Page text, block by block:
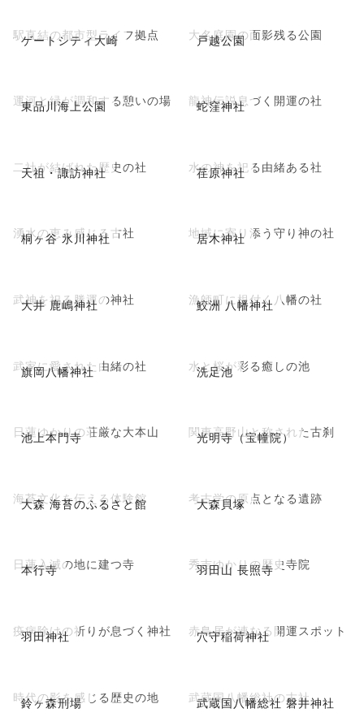
ゲートシティ大崎
駅直結の都市型ライフ拠点 戸越公園
大名庭園の面影残る公園
東品川海上公園
運河と緑が調和する憩いの場 蛇窪神社
龍神伝説息づく開運の社
天祖・諏訪神社
二社が結ばれた歴史の社 荏原神社
水の神を祀る由緒ある社
桐ヶ谷 氷川神社
湧水の恵み感じる古社 居木神社
地域に寄り添う守り神の社
大井 鹿嶋神社
武神を祀る勝運の神社 鮫洲 八幡神社
漁師町に根付く八幡の社
旗岡八幡神社
武家に愛された由緒の社 洗足池
水と桜が彩る癒しの池
池上本門寺
日蓮ゆかりの荘厳な大本山 光明寺（宝幢院）
関東高野山と称された古刹
大森 海苔のふるさと館
海苔文化を伝える体験館 大森貝塚
考古学の原点となる遺跡
本行寺
日蓮入滅の地に建つ寺 羽田山 長照寺
秀吉ゆかりの歴史寺院
羽田神社
疫病除けの祈りが息づく神社 穴守稲荷神社
赤鳥居が連なる開運スポット
鈴ヶ森刑場
時代の影を感じる歴史の地 武蔵国八幡総社 磐井神社
武蔵国八幡総社の古社